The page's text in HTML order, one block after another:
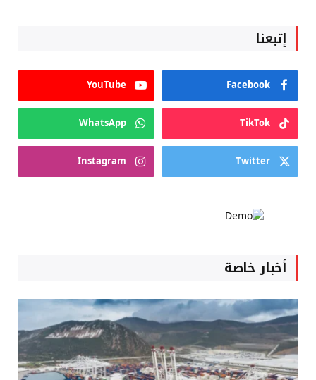
إتبعنا
Facebook
YouTube
TikTok
WhatsApp
Twitter
Instagram
أخبار خاصة